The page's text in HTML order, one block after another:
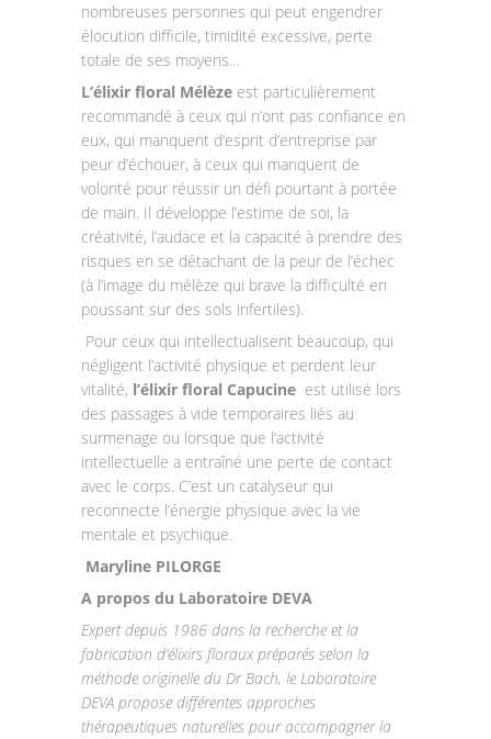
nombreuses personnes qui peut engendrer
élocution difficile, timidité excessive, perte
totale de ses moyens…
L’élixir floral Mélèze est particulièrement
recommandé à ceux qui n’ont pas confiance en
eux, qui manquent d’esprit d’entreprise par
peur d’échouer, à ceux qui manquent de
volonté pour réussir un défi pourtant à portée
de main. Il développe l’estime de soi, la
créativité, l’audace et la capacité à prendre des
risques en se détachant de la peur de l’échec
(à l’image du mélèze qui brave la difficulté en
poussant sur des sols infertiles).
Pour ceux qui intellectualisent beaucoup, qui
négligent l’activité physique et perdent leur
vitalité, l’élixir floral Capucine est utilisé lors
des passages à vide temporaires liés au
surmenage ou lorsque que l’activité
intellectuelle a entraîné une perte de contact
avec le corps. C’est un catalyseur qui
reconnecte l’énergie physique avec la vie
mentale et psychique.
Maryline PILORGE
A propos du Laboratoire DEVA
Expert depuis 1986 dans la recherche et la
fabrication d’élixirs floraux préparés selon la
méthode originelle du Dr Bach, le Laboratoire
DEVA propose différentes approches
thérapeutiques naturelles pour accompagner la